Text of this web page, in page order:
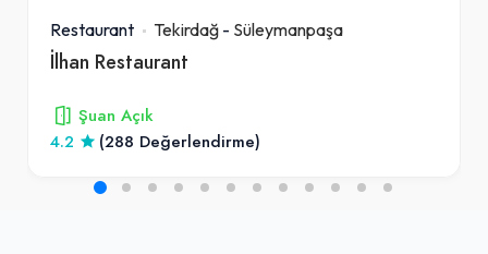
Restaurant Tekirdağ - Süleymanpaşa
İlhan Restaurant
Şuan Açık
4.2
(288 Değerlendirme)